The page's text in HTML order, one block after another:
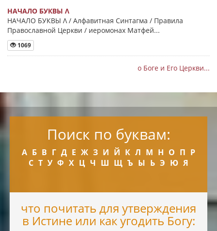
НАЧАЛО БУКВЫ Λ
НАЧАЛО БУКВЫ Λ / Алфавитная Синтагма / Правила
Православной Церкви / иеромонах Матфей...
1069
о Боге и Его Церкви...
Поиск по буквам:
А Б В Г Д Е Ж З И Й К Л М Н О П Р
С Т У Ф Х Ц Ч Ш Щ Ъ Ы Ь Э Ю Я
что почитать для утверждения
в Истине или как угодить Богу: